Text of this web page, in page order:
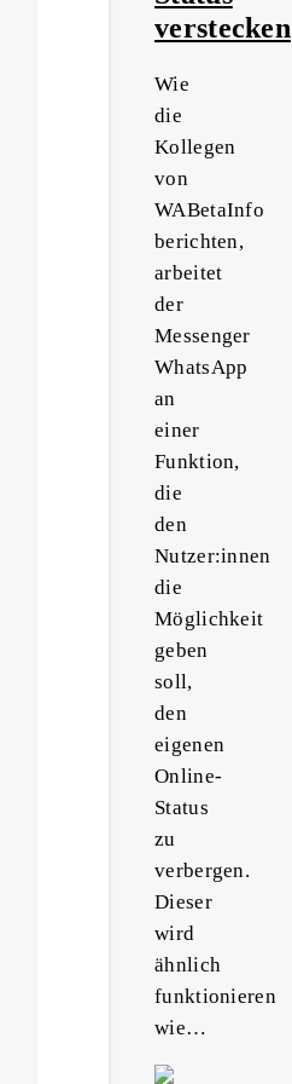
verstecken
Wie
die
Kollegen
von
WABetaInfo
berichten,
arbeitet
der
Messenger
WhatsApp
an
einer
Funktion,
die
den
Nutzer:innen
die
Möglichkeit
geben
soll,
den
eigenen
Online-
Status
zu
verbergen.
Dieser
wird
ähnlich
funktionieren
wie…